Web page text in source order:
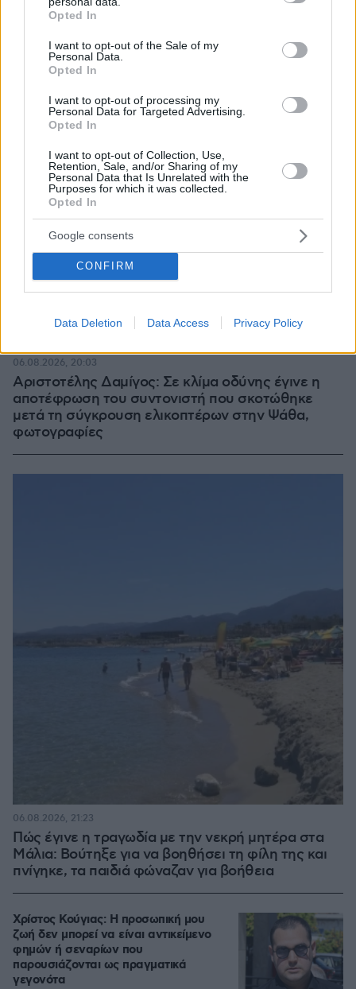
grant or deny consent to Google and its third-party tags to
use your data for below specified purposes in below Google
consent section.
Opted In
I want to opt-out of the Sale of my
Personal Data.
Opted In
I want to opt-out of processing my
Personal Data for Targeted Advertising.
Opted In
I want to opt-out of Collection, Use,
Retention, Sale, and/or Sharing of my
Personal Data that Is Unrelated with the
Purposes for which it was collected.
Opted In
Google consents
CONFIRM
Data Deletion Data Access Privacy Policy
Αριστοτέλης Δαμίγος: Σε κλίμα οδύνης έγινε η
αποτέφρωση του συντονιστή που σκοτώθηκε
μετά τη σύγκρουση ελικοπτέρων στην Ψάθα,
φωτογραφίες
06.08.2026, 20:03
Πώς έγινε η τραγωδία με την νεκρή μητέρα στα
Μάλια: Βούτηξε για να βοηθήσει τη φίλη της και
πνίγηκε, τα παιδιά φώναζαν για βοήθεια
06.08.2026, 21:23
Χρίστος Κούγιας: Η προσωπική μου
ζωή δεν μπορεί να είναι αντικείμενο
φημών ή σεναρίων που
παρουσιάζονται ως πραγματικά
γεγονότα